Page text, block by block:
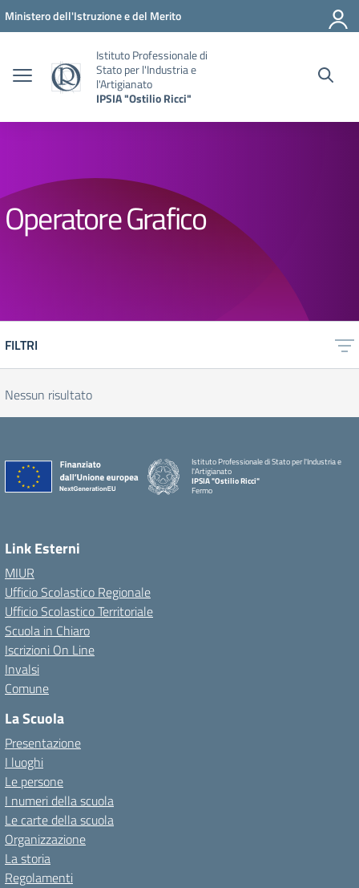
Vai ai contenuti
Vai al menu di navigazione
Vai al footer
Ministero dell'Istruzione e del Merito
Istituto Professionale di
Stato per l'Industria e
l'Artigianato
IPSIA "Ostilio Ricci"
Operatore Grafico
FILTRI
Nessun risultato
Istituto Professionale di Stato per l'Industria e
l'Artigianato
IPSIA "Ostilio Ricci"
Fermo
Link Esterni
MIUR
Ufficio Scolastico Regionale
Ufficio Scolastico Territoriale
Scuola in Chiaro
Iscrizioni On Line
Invalsi
Comune
La Scuola
Presentazione
I luoghi
Le persone
I numeri della scuola
Le carte della scuola
Organizzazione
La storia
Regolamenti